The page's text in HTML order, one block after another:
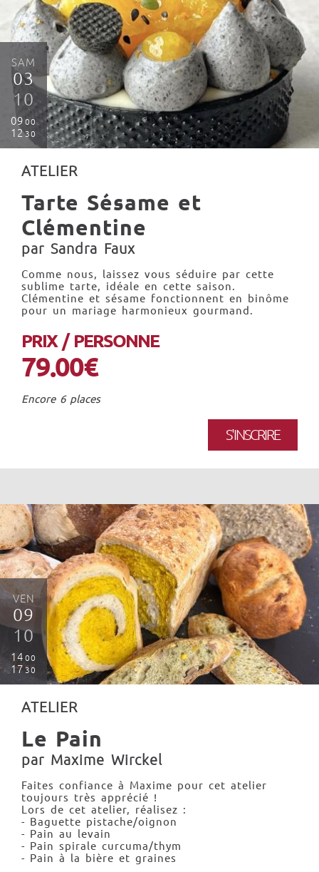
SAM
03
10
09 00
1230
ATELIER
Tarte Sésame et
Clémentine
par Sandra Faux
Comme nous, laissez vous séduire par cette
sublime tarte, idéale en cette saison.
Clémentine et sésame fonctionnent en binôme
pour un mariage harmonieux gourmand.
PRIX / PERSONNE
79.00€
Encore 6 places
S'INSCRIRE
VEN
09
10
14 00
17 30
ATELIER
Le Pain
par Maxime Wirckel
Faites confiance à Maxime pour cet atelier
toujours très apprécié !
Lors de cet atelier, réalisez :
- Baguette pistache/oignon
- Pain au levain
- Pain spirale curcuma/thym
- Pain à la bière et graines